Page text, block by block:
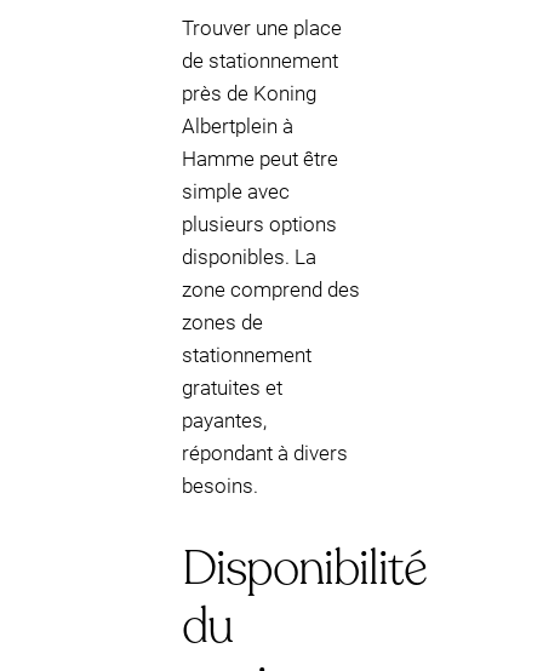
Trouver une place
de stationnement
près de Koning
Albertplein à
Hamme peut être
simple avec
plusieurs options
disponibles. La
zone comprend des
zones de
stationnement
gratuites et
payantes,
répondant à divers
besoins.
Disponibilité
du